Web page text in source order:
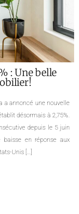
montréalais
Tendances
vous présente les
pour l’Île de Montréal
le mois de janvier
Montréal Le marché